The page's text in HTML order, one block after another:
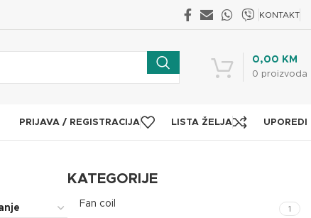
KONTAKT
0 proizvoda
0,00 KM
PRIJAVA / REGISTRACIJA LISTA ŽELJA UPOREDI
KATEGORIJE
Fan coil 1